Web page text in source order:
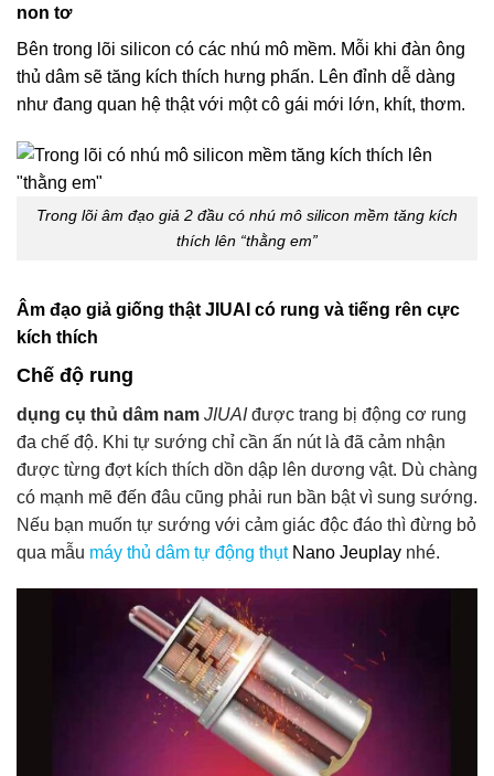
non tơ
Bên trong lõi silicon có các nhú mô mềm. Mỗi khi đàn ông
thủ dâm sẽ tăng kích thích hưng phấn. Lên đỉnh dễ dàng
như đang quan hệ thật với một cô gái mới lớn, khít, thơm.
Trong lõi âm đạo giả 2 đầu có nhú mô silicon mềm tăng kích
thích lên “thằng em”
Âm đạo giả giống thật JIUAI có rung và tiếng rên cực
kích thích
Chế độ rung
dụng cụ thủ dâm nam JIUAIđược trang bị động cơ rung
đa chế độ. Khi tự sướng chỉ cần ấn nút là đã cảm nhận
được từng đợt kích thích dồn dập lên dương vật. Dù chàng
có mạnh mẽ đến đâu cũng phải run bần bật vì sung sướng.
Nếu bạn muốn tự sướng với cảm giác độc đáo thì đừng bỏ
qua mẫu máy thủ dâm tự động thụtNano Jeuplay nhé.